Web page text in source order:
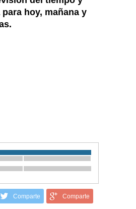
hoy, mañana y
Comparte Comparte